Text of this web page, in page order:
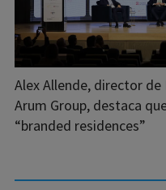
Alex Allende, director
Arum Group, destaca
“branded residences”